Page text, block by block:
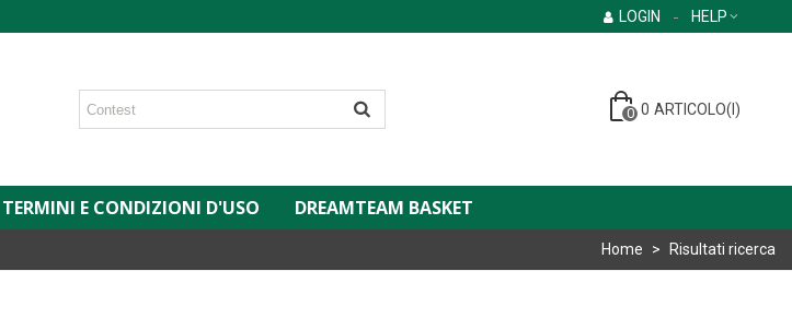
LOGIN HELP
0 0 ARTICOLO(I)
TERMINI E CONDIZIONI D'USO DREAMTEAM BASKET
Home > Risultati ricerca